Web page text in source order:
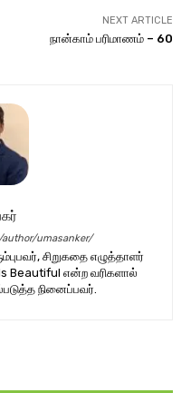
NEXT ARTICLE
நான்காம் பரிமாணம் – 60
umasanker/
சிறுகதை எழுத்தாளர்
Beautiful என்ற வரிகளால்
நினைப்பவர்.